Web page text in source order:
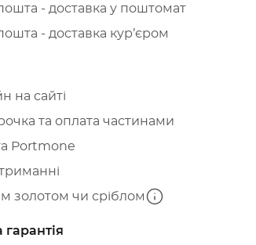
- доставка у поштомат
- доставка кур’єром
на сайті
та оплата частинами
Portmone
золотом чи сріблом
гарантія